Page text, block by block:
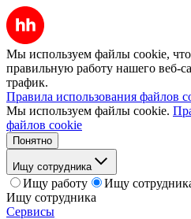
Мы используем файлы cookie,
правильную работу нашего веб-
трафик.
Правила использования файлов
Мы используем файлы cookie.
файлов cookie
Понятно
Ищу сотрудника
Ищу работу
Ищу
Ищу сотрудника
Сервисы